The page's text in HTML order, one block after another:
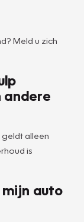
Meld u zich
andere
geldt alleen
is
auto